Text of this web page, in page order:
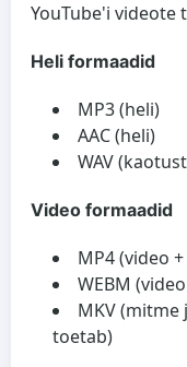
YouTube'i videote
Heli formaadid
MP3 (heli)
AAC (heli)
WAV
Video formaadid
MP4 (video
WEBM
MKV (mitme
toetab)